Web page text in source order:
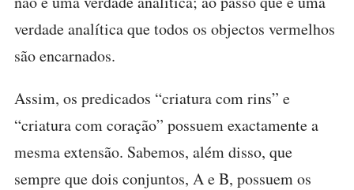
verdade analítica que todos os objectos vermelhos
são encarnados.
Assim, os predicados “criatura com rins” e
“criatura com coração” possuem exactamente a
mesma extensão. Sabemos, além disso, que
sempre que dois conjuntos, A e B, possuem os